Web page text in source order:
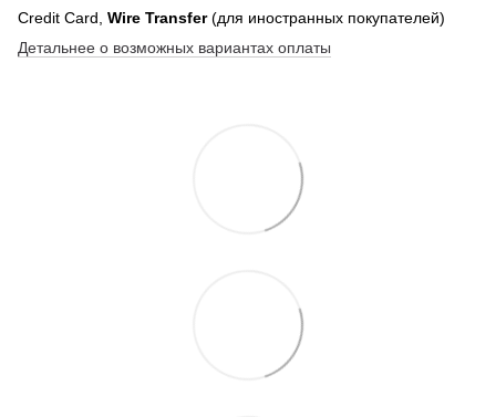
Credit Card, Wire Transfer(для иностранных покупателей)
Детальнее о возможных вариантах оплаты